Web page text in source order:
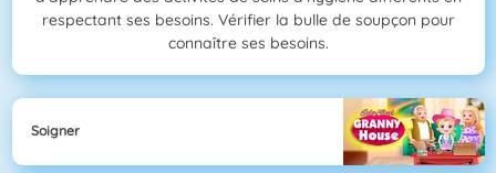
respectant ses besoins. Vérifier la bulle de soupçon pour
connaître ses besoins.
Soigner